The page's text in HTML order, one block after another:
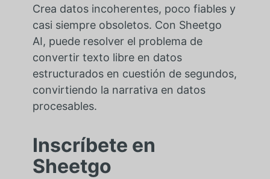
Crea datos incoherentes, poco fiables y
casi siempre obsoletos. Con Sheetgo
AI, puede resolver el problema de
convertir texto libre en datos
estructurados en cuestión de segundos,
convirtiendo la narrativa en datos
procesables.
Inscríbete en
Sheetgo